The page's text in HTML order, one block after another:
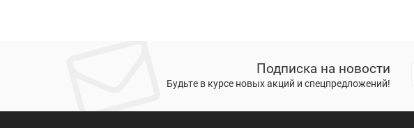
Подписка на новости
Будьте в курсе новых акций и спецпредложений!